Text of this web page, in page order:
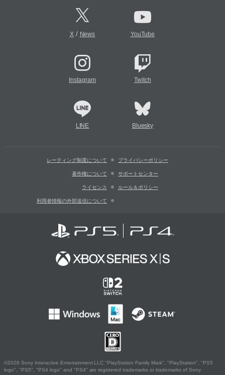
X/ News YouTube
Instagram Twitch
LINE Bluesky
レーティング制度について プライバシーポリシー
著作権について サポートセンター
ライセンス ルール＆ポリシー
利用者情報の外部送信について
©2026 Sony Interactive Entertainment LLC."PlayStation Family Mark", "PlayStation", "PS5
logo", "PS5", "PS4 logo" and "PS4" are registered trademarks or trademarks of Sony